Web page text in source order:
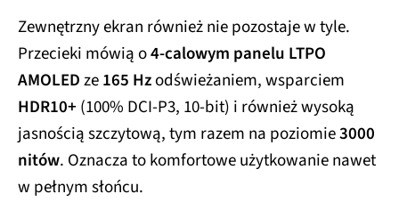
Zewnętrzny ekran również nie pozostaje w tyle.
Przecieki mówią o4-calowym panelu LTPO
AMOLEDze165 Hzodświeżaniem, wsparciem
HDR10+(100% DCI-P3, 10-bit) i również wysoką
jasnością szczytową, tym razem na poziomie3000
nitów. Oznacza to komfortowe użytkowanie nawet
w pełnym słońcu.